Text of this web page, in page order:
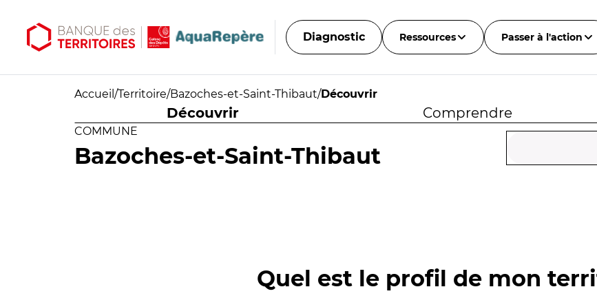
Diagnostic Ressources Passer à l'action
Accueil /Territoire/Bazoches-et-Saint-Thibaut/Découvrir
Découvrir Comprendre
COMMUNE
Bazoches-et-Saint-Thibaut
Quel est le profil de mon